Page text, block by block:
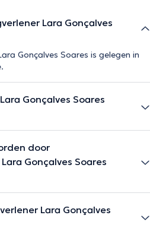
Lara Gonçalves
Gonçalves Soares is gelegen in
Gonçalves Soares
door
Gonçalves Soares
Lara Gonçalves